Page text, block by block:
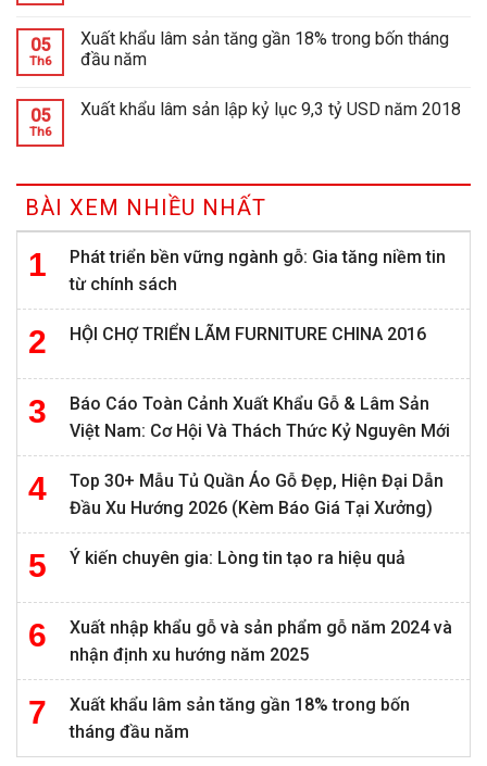
05
Th6
Xuất khẩu lâm sản tăng gần 18% trong bốn tháng
đầu năm
05
Th6
Xuất khẩu lâm sản lập kỷ lục 9,3 tỷ USD năm 2018
BÀI XEM NHIỀU NHẤT
Phát triển bền vững ngành gỗ: Gia tăng niềm tin
từ chính sách
HỘI CHỢ TRIỂN LÃM FURNITURE CHINA 2016
Báo Cáo Toàn Cảnh Xuất Khẩu Gỗ & Lâm Sản
Việt Nam: Cơ Hội Và Thách Thức Kỷ Nguyên Mới
Top 30+ Mẫu Tủ Quần Áo Gỗ Đẹp, Hiện Đại Dẫn
Đầu Xu Hướng 2026 (Kèm Báo Giá Tại Xưởng)
Ý kiến chuyên gia: Lòng tin tạo ra hiệu quả
Xuất nhập khẩu gỗ và sản phẩm gỗ năm 2024 và
nhận định xu hướng năm 2025
Xuất khẩu lâm sản tăng gần 18% trong bốn
tháng đầu năm